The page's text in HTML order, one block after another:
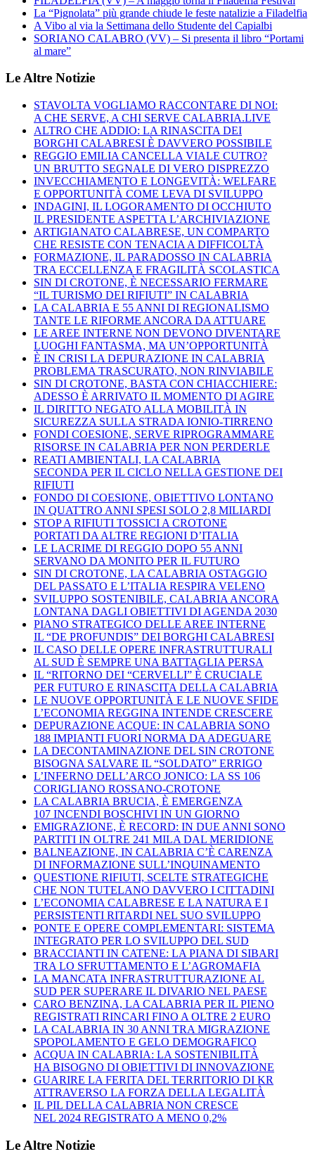
La “Pignolata” più grande chiude le feste natalizie a Filadelfia
A Vibo al via la Settimana dello Studente del Capialbi
SORIANO CALABRO (VV) – Si presenta il libro “Portami
al mare”
Le Altre Notizie
STAVOLTA VOGLIAMO RACCONTARE DI NOI:
A CHE SERVE, A CHI SERVE CALABRIA.LIVE
ALTRO CHE ADDIO: LA RINASCITA DEI
BORGHI CALABRESI È DAVVERO POSSIBILE
REGGIO EMILIA CANCELLA VIALE CUTRO?
UN BRUTTO SEGNALE DI VERO DISPREZZO
INVECCHIAMENTO E LONGEVITÀ: WELFARE
E OPPORTUNITÀ COME LEVA DI SVILUPPO
INDAGINI, IL LOGORAMENTO DI OCCHIUTO
IL PRESIDENTE ASPETTA L’ARCHIVIAZIONE
ARTIGIANATO CALABRESE, UN COMPARTO
CHE RESISTE CON TENACIA A DIFFICOLTÀ
FORMAZIONE, IL PARADOSSO IN CALABRIA
TRA ECCELLENZA E FRAGILITÀ SCOLASTICA
SIN DI CROTONE, È NECESSARIO FERMARE
“IL TURISMO DEI RIFIUTI” IN CALABRIA
LA CALABRIA E 55 ANNI DI REGIONALISMO
TANTE LE RIFORME ANCORA DA ATTUARE
LE AREE INTERNE NON DEVONO DIVENTARE
LUOGHI FANTASMA, MA UN’OPPORTUNITÀ
È IN CRISI LA DEPURAZIONE IN CALABRIA
PROBLEMA TRASCURATO, NON RINVIABILE
SIN DI CROTONE, BASTA CON CHIACCHIERE:
ADESSO È ARRIVATO IL MOMENTO DI AGIRE
IL DIRITTO NEGATO ALLA MOBILITÀ IN
SICUREZZA SULLA STRADA IONIO-TIRRENO
FONDI COESIONE, SERVE RIPROGRAMMARE
RISORSE IN CALABRIA PER NON PERDERLE
REATI AMBIENTALI, LA CALABRIA
SECONDA PER IL CICLO NELLA GESTIONE DEI
RIFIUTI
FONDO DI COESIONE, OBIETTIVO LONTANO
IN QUATTRO ANNI SPESI SOLO 2,8 MILIARDI
STOP A RIFIUTI TOSSICI A CROTONE
PORTATI DA ALTRE REGIONI D’ITALIA
LE LACRIME DI REGGIO DOPO 55 ANNI
SERVANO DA MONITO PER IL FUTURO
SIN DI CROTONE, LA CALABRIA OSTAGGIO
DEL PASSATO E L’ITALIA RESPIRA VELENO
SVILUPPO SOSTENIBILE, CALABRIA ANCORA
LONTANA DAGLI OBIETTIVI DI AGENDA 2030
PIANO STRATEGICO DELLE AREE INTERNE
IL “DE PROFUNDIS” DEI BORGHI CALABRESI
IL CASO DELLE OPERE INFRASTRUTTURALI
AL SUD È SEMPRE UNA BATTAGLIA PERSA
IL “RITORNO DEI “CERVELLI” È CRUCIALE
PER FUTURO E RINASCITA DELLA CALABRIA
LE NUOVE OPPORTUNITÀ E LE NUOVE SFIDE
L’ECONOMIA REGGINA INTENDE CRESCERE
DEPURAZIONE ACQUE: IN CALABRIA SONO
188 IMPIANTI FUORI NORMA DA ADEGUARE
LA DECONTAMINAZIONE DEL SIN CROTONE
BISOGNA SALVARE IL “SOLDATO” ERRIGO
L’INFERNO DELL’ARCO JONICO: LA SS 106
CORIGLIANO ROSSANO-CROTONE
LA CALABRIA BRUCIA, È EMERGENZA
107 INCENDI BOSCHIVI IN UN GIORNO
EMIGRAZIONE, È RECORD: IN DUE ANNI SONO
PARTITI IN OLTRE 241 MILA DAL MERIDIONE
BALNEAZIONE, IN CALABRIA C’È CARENZA
DI INFORMAZIONE SULL’INQUINAMENTO
QUESTIONE RIFIUTI, SCELTE STRATEGICHE
CHE NON TUTELANO DAVVERO I CITTADINI
L’ECONOMIA CALABRESE E LA NATURA E I
PERSISTENTI RITARDI NEL SUO SVILUPPO
PONTE E OPERE COMPLEMENTARI: SISTEMA
INTEGRATO PER LO SVILUPPO DEL SUD
BRACCIANTI IN CATENE: LA PIANA DI SIBARI
TRA LO SFRUTTAMENTO E L’AGROMAFIA
LA MANCATA INFRASTRUTTURAZIONE AL
SUD PER SUPERARE IL DIVARIO NEL PAESE
CARO BENZINA, LA CALABRIA PER IL PIENO
REGISTRATI RINCARI FINO A OLTRE 2 EURO
LA CALABRIA IN 30 ANNI TRA MIGRAZIONE
SPOPOLAMENTO E GELO DEMOGRAFICO
ACQUA IN CALABRIA: LA SOSTENIBILITÀ
HA BISOGNO DI OBIETTIVI DI INNOVAZIONE
GUARIRE LA FERITA DEL TERRITORIO DI KR
ATTRAVERSO LA FORZA DELLA LEGALITÀ
IL PIL DELLA CALABRIA NON CRESCE
NEL 2024 REGISTRATO A MENO 0,2%
Le Altre Notizie